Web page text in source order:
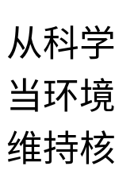
从科
当环
维持